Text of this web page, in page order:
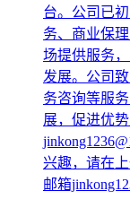
台。公司已
务、商业保
场提供服务
发展。公司
务咨询等服
展，促进优
兴趣，请在
邮箱